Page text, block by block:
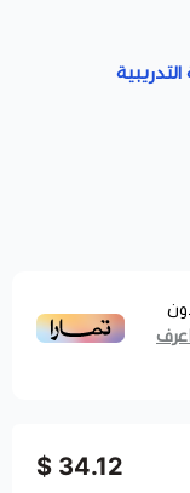
34.12 $